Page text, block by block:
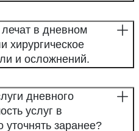
в дневном
хирургическое
и осложнений.
дневного
услуг в
уточнять заранее?